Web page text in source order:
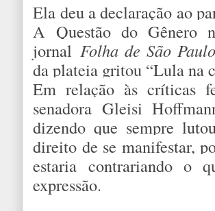
Ela deu a declaração ao
A Questão do Gênero
jornal Folha de São Paulo
da plateia gritou “Lula na
Em relação às críticas
senadora Gleisi
dizendo que sempre
direito de se manifestar,
estaria contrariando o
expressão.